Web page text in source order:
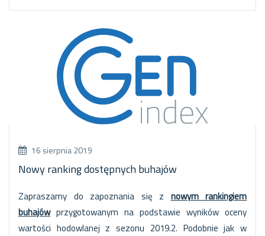
16 sierpnia 2019
Nowy ranking dostępnych buhajów
Zapraszamy do zapoznania się z nowym rankingiem
buhajówprzygotowanym na podstawie wyników oceny
wartości hodowlanej z sezonu 2019.2. Podobnie jak w